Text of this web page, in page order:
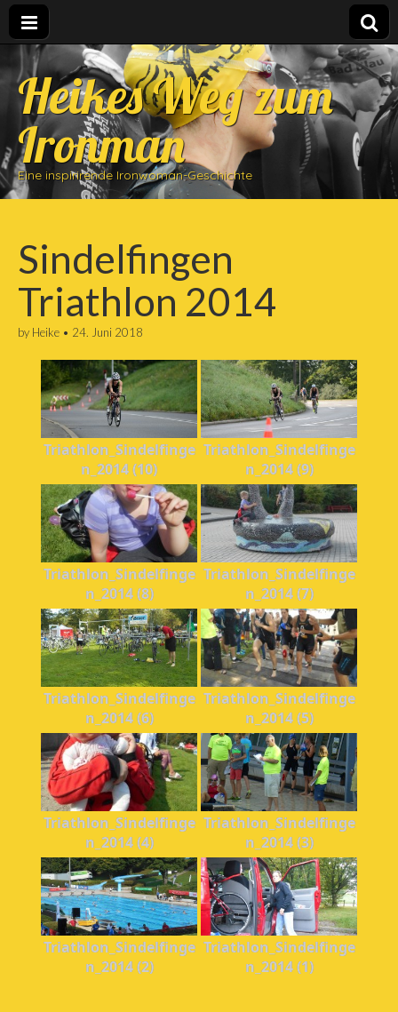
Heikes Weg zum
Ironman
Eine inspirirende Ironwoman-Geschichte
Sindelfingen
Triathlon 2014
by Heike • 24. Juni 2018
Triathlon_Sindelfinge
n_2014 (10)
Triathlon_Sindelfinge
n_2014 (9)
Triathlon_Sindelfinge
n_2014 (8)
Triathlon_Sindelfinge
n_2014 (7)
Triathlon_Sindelfinge
n_2014 (6)
Triathlon_Sindelfinge
n_2014 (5)
Triathlon_Sindelfinge
n_2014 (4)
Triathlon_Sindelfinge
n_2014 (3)
Triathlon_Sindelfinge
n_2014 (2)
Triathlon_Sindelfinge
n_2014 (1)